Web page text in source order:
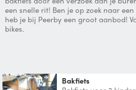
een snelle rit! Ben je op zoek naar
heb je bij Peerby een groot aanbod!
bikes.
Bakfiets